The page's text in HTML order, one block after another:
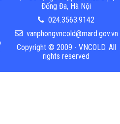
Đống Đa, Hà Nội
024.3563.9142
vanphongvncold@mard.gov.vn
Copyright © 2009 - VNCOLD. All
rights reserved